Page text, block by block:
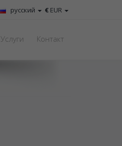
€ EUR
русский
Услуги Контакт